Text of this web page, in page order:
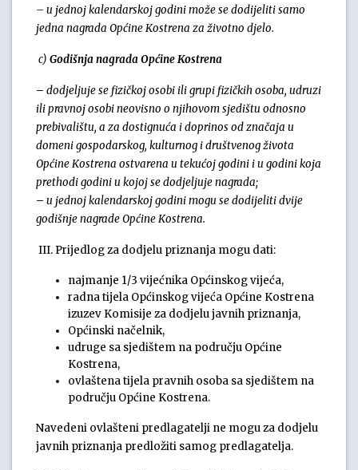
– u jednoj kalendarskoj godini može se dodijeliti samo
jedna nagrada Općine Kostrena za životno djelo.
c) Godišnja nagradaOpćine Kostrena
– dodjeljuje se fizičkoj osobi ili grupi fizičkih osoba, udruzi
ili pravnoj osobi neovisno o njihovom sjedištu odnosno
prebivalištu, a za dostignuća i doprinos od značaja u
domeni gospodarskog, kulturnog i društvenog života
Općine Kostrena ostvarena u tekućoj godini i u godini koja
prethodi godini u kojoj se dodjeljuje nagrada;
– u jednoj kalendarskoj godini mogu se dodijeliti dvije
godišnje nagrade Općine Kostrena.
III. Prijedlog za dodjelu priznanja mogu dati:
najmanje 1/3 vijećnika Općinskog vijeća,
radna tijela Općinskog vijeća Općine Kostrena
izuzev Komisije za dodjelu javnih priznanja,
Općinski načelnik,
udruge sa sjedištem na području Općine
Kostrena,
ovlaštena tijela pravnih osoba sa sjedištem na
području Općine Kostrena.
Navedeni ovlašteni predlagatelji ne mogu za dodjelu
javnih priznanja predložiti samog predlagatelja.